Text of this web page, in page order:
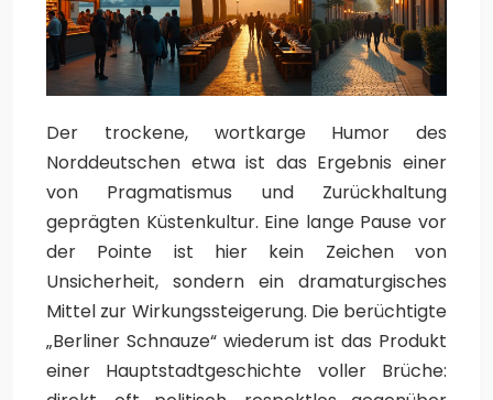
Der trockene, wortkarge Humor des
Norddeutschen etwa ist das Ergebnis einer
von Pragmatismus und Zurückhaltung
geprägten Küstenkultur. Eine lange Pause vor
der Pointe ist hier kein Zeichen von
Unsicherheit, sondern ein dramaturgisches
Mittel zur Wirkungssteigerung. Die berüchtigte
„Berliner Schnauze“ wiederum ist das Produkt
einer Hauptstadtgeschichte voller Brüche: